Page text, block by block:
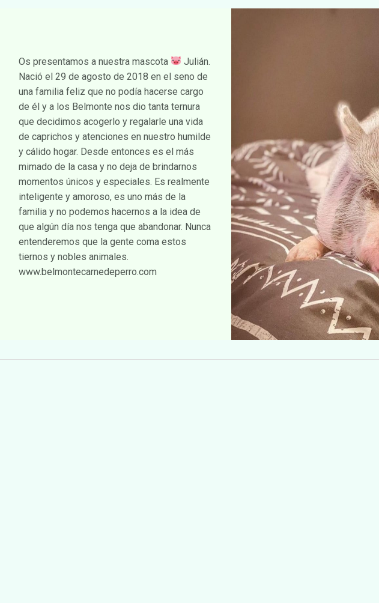
Os presentamos a nuestra mascota
Julián.
Nació el 29 de agosto de 2018 en el seno de
una familia feliz que no podía hacerse cargo
de él y a los Belmonte nos dio tanta ternura
que decidimos acogerlo y regalarle una vida
de caprichos y atenciones en nuestro humilde
y cálido hogar. Desde entonces es el más
mimado de la casa y no deja de brindarnos
momentos únicos y especiales. Es realmente
inteligente y amoroso, es uno más de la
familia y no podemos hacernos a la idea de
que algún día nos tenga que abandonar. Nunca
entenderemos que la gente coma estos
tiernos y nobles animales.
www.belmontecarnedeperro.com